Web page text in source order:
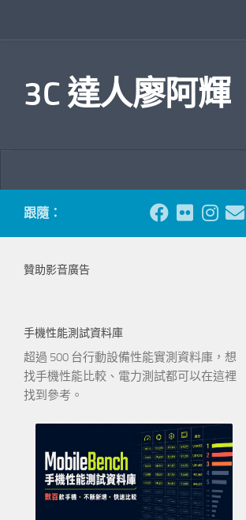
3C 達人廖阿輝
跟隨：
贊助影音廣告
手機性能測試資料庫
超過 500 台行動設備性能實測資料庫，想
找手機性能比較、電力測試都可以在這裡
找到參考。